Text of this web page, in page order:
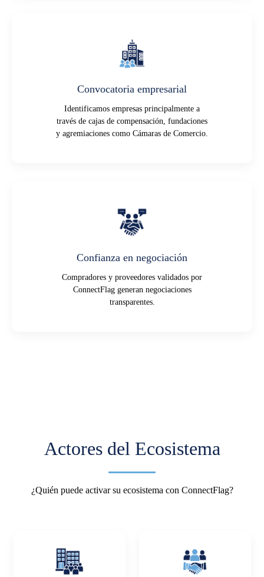
Convocatoria empresarial
Identificamos empresas principalmente a
través de cajas de compensación, fundaciones
y agremiaciones como Cámaras de Comercio.
Confianza en negociación
Compradores y proveedores validados por
ConnectFlag generan negociaciones
transparentes.
Actores del Ecosistema
¿Quién puede activar su ecosistema con ConnectFlag?